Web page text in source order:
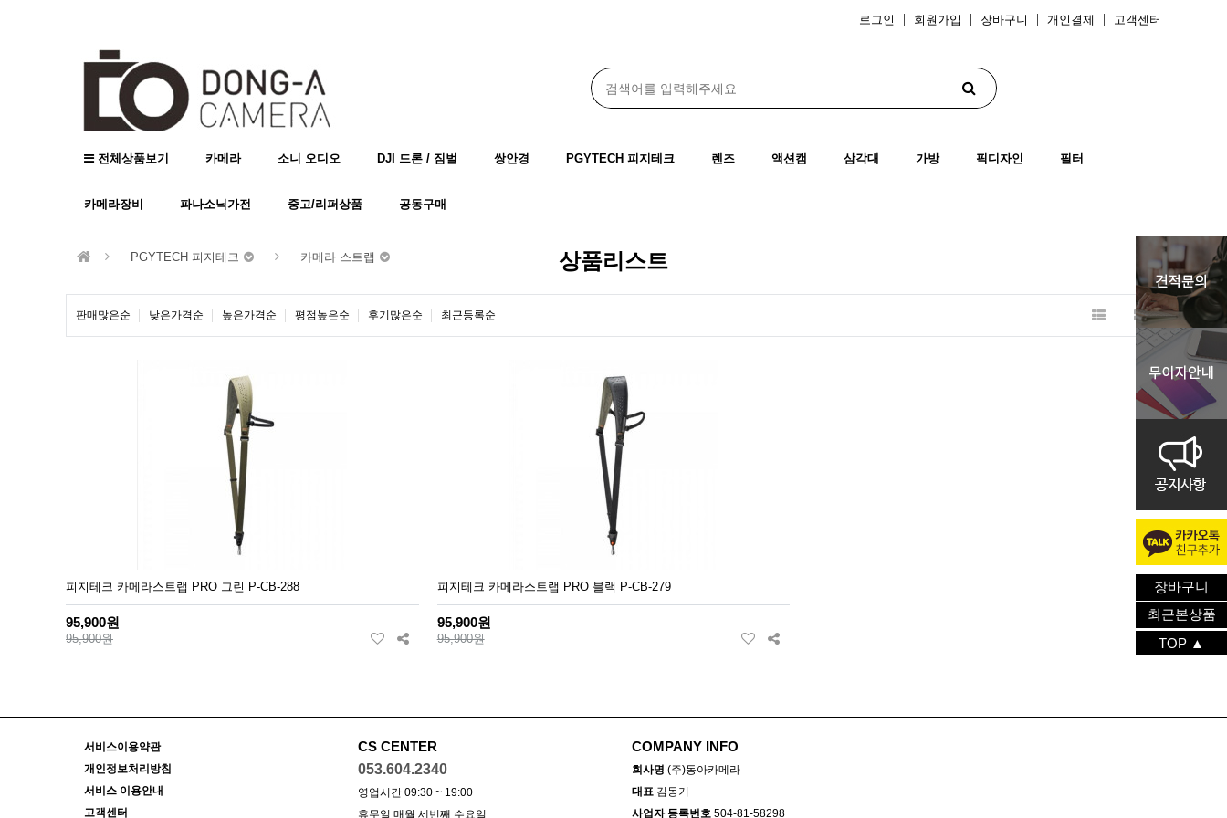
로그인 회원가입 장바구니 개인결제 고객센터
전체상품보기 카메라 소니 오디오 DJI 드론 / 짐벌 쌍안경 PGYTECH 피지테크 렌즈 액션캠 삼각대 가방 픽디자인 필터
카메라장비 파나소닉가전 중고/리퍼상품 공동구매
장바구니
최근본상품
TOP ▲
상품리스트
PGYTECH 피지테크 카메라 스트랩
판매많은순 낮은가격순 높은가격순 평점높은순 후기많은순 최근등록순
피지테크 카메라스트랩 PRO 그린 P-CB-288
95,900원
95,900원
피지테크 카메라스트랩 PRO 블랙 P-CB-279
95,900원
95,900원
서비스이용약관
개인정보처리방침
서비스 이용안내
고객센터
CS CENTER
053.604.2340
영업시간 09:30 ~ 19:00
휴무일 매월 세번째 수요일
COMPANY INFO
회사명 (주)동아카메라
대표 김동기
사업자 등록번호 504-81-58298